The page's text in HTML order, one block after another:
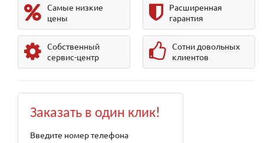
Самые низкие
цены
Расширенная
гарантия
Собственный
сервис-центр
Сотни довольных
клиентов
Заказать в один клик!
Введите номер телефона